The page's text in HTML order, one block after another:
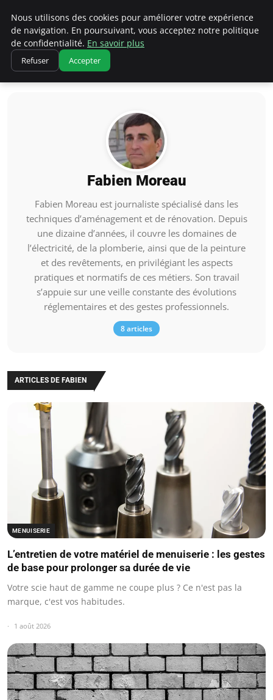
Iliasafetyglass
Accueil Fabien Moreau
Fabien Moreau
Fabien Moreau est journaliste spécialisé dans les
techniques d’aménagement et de rénovation. Depuis
une dizaine d’années, il couvre les domaines de
l’électricité, de la plomberie, ainsi que de la peinture
et des revêtements, en privilégiant les aspects
pratiques et normatifs de ces métiers. Son travail
s’appuie sur une veille constante des évolutions
réglementaires et des gestes professionnels.
8 articles
ARTICLES DE FABIEN
MENUISERIE
L’entretien de votre matériel de menuiserie : les gestes
de base pour prolonger sa durée de vie
Votre scie haut de gamme ne coupe plus ? Ce n'est pas la
marque, c'est vos habitudes.
1 août 2026
Nous utilisons des cookies pour améliorer votre expérience
de navigation. En poursuivant, vous acceptez notre politique
de confidentialité. En savoir plus
Refuser Accepter